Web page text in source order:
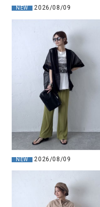
NEW 2026/08/09
NEW 2026/08/09